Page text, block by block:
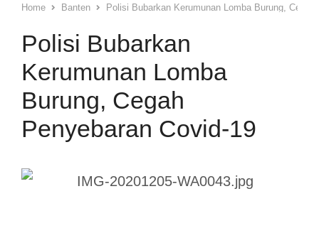
Home Banten Polisi Bubarkan Kerumunan Lomba Burung,
Polisi Bubarkan
Kerumunan Lomba
Burung, Cegah
Penyebaran Covid-19